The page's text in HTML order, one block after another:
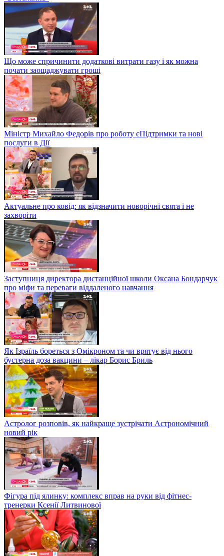
Що може спричинити додаткові витрати газу і як можна
почати заощаджувати гроші
Міністр Михайло Федорів про роботу єПідтримки та нові
послуги в Дії
Актуальне про ковід: як відзначити новорічні свята і не
захворіти
Заступниця директора дистанційної школи Оксана Бондарчук
про міфи та переваги віддаленого навчання
Як Ізраїль бореться з Омікроном та чи врятує від нього
бустерна доза вакцини – лікар Борис Бриль
Астролог розповів, як найкраще зустрічати Астрономічний
новий рік
Фігура під ялинку: комплекс вправ на руки від фітнес-
тренерки Ксенії Литвинової